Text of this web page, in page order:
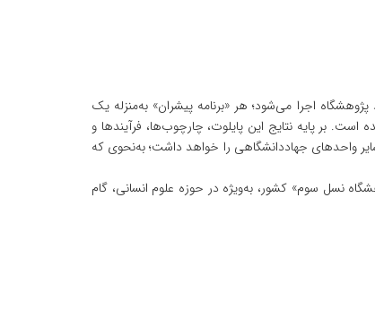
اجرا می‌شود؛ هر «برنامه پیشران» به‌منزله یک
بر پایه نتایج این پایلوت، چارچوب‌ها، فرآیندها و
واحدهای جهاددانشگاهی را خواهد داشت؛ به‌نحوی که
نسل سوم» کشور، به‌ویژه در حوزه علوم انسانی، گام